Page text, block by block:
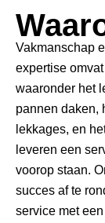
Vakmanschap
expertise
waaronder het
pannen daken,
lekkages, en
leveren een
voorop staan.
succes af te
service met